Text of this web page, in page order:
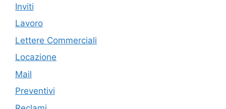
Inviti
Lavoro
Lettere Commerciali
Locazione
Mail
Preventivi